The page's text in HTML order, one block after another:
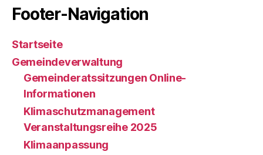
Footer-Navigation
Startseite
Gemeindeverwaltung
Gemeinderatssitzungen Online-
Informationen
Klimaschutzmanagement
Veranstaltungsreihe 2025
Klimaanpassung